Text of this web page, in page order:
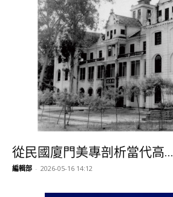
從民國廈門美專剖析當代高...
編輯部 - 2026-05-16 14:12